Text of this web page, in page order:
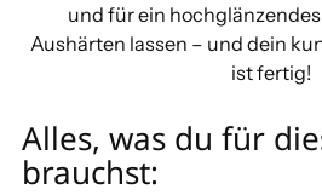
und für ein
Aushärten lassen – und dein
ist fertig!
Alles, was du für
brauchst: